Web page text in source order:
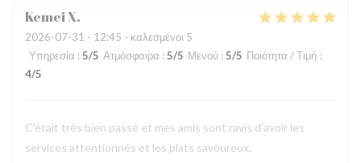
KemeiX
2026-07-31 - 12:45 - καλεσμένοι 5
Υπηρεσία : 5/5 Ατμόσφαιρα : 5/5 Μενού : 5/5 Ποιότητα / Τιμή :
4/5
C'était très bien passé et mes amis sont ravis d'avoir les
services attentionnés et les plats savoureux.